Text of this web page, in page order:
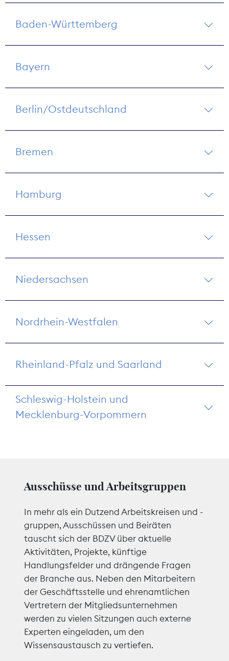
Baden-Württemberg
Bayern
Berlin/Ostdeutschland
Bremen
Hamburg
Hessen
Niedersachsen
Nordrhein-Westfalen
Rheinland-Pfalz und Saarland
Schleswig-Holstein und
Mecklenburg-Vorpommern
Ausschüsse und Arbeitsgruppen
In mehr als ein Dutzend Arbeitskreisen und -
gruppen, Ausschüssen und Beiräten
tauscht sich der BDZV über aktuelle
Aktivitäten, Projekte, künftige
Handlungsfelder und drängende Fragen
der Branche aus. Neben den Mitarbeitern
der Geschäftsstelle und ehrenamtlichen
Vertretern der Mitgliedsunternehmen
werden zu vielen Sitzungen auch externe
Experten eingeladen, um den
Wissensaustausch zu vertiefen.